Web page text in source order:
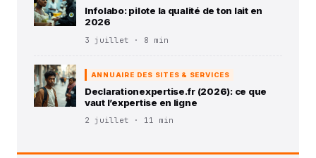
Infolabo: pilote la qualité de ton lait en
2026
3 juillet · 8 min
ANNUAIRE DES SITES & SERVICES
Declarationexpertise.fr (2026): ce que
vaut l’expertise en ligne
2 juillet · 11 min